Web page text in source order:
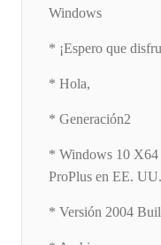
Windows
* ¡Espero que
* Hola,
* Generación2
* Windows 10
ProPlus en EE.
* Versión 2004